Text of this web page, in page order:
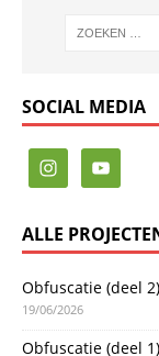
SOCIAL MEDIA
ALLE
Obfuscatie (deel
19/06/2026
Obfuscatie (deel